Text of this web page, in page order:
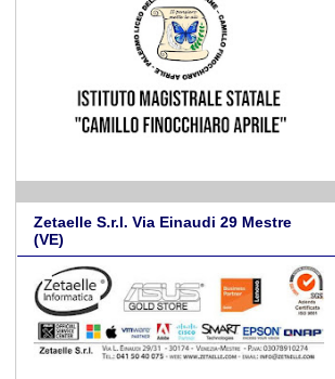
Zetaelle S.r.l. Via Einaudi 29 Mestre
(VE)